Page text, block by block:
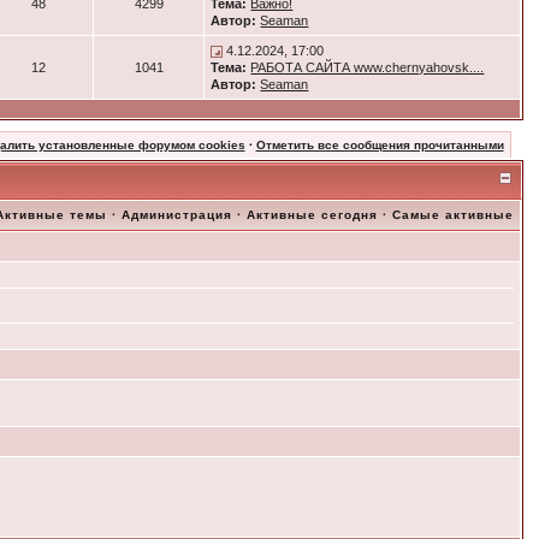
48 4299 Тема: Важно!
Автор: Seaman
12 1041
4.12.2024, 17:00
Тема: РАБОТА САЙТА www.chernyahovsk....
Автор: Seaman
установленные форумом cookies · Отметить все сообщения прочитанными
темы ·Администрация ·Активные сегодня ·Самые активные